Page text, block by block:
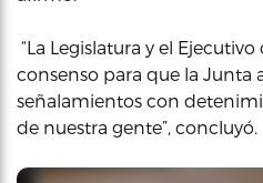
“La Legislatura y el
consenso para que la Junta
señalamientos con
de nuestra gente”, concluyó.